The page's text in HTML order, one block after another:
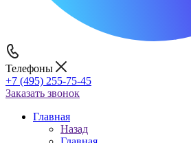
Телефоны
+7 (495) 255-75-45
Заказать звонок
Главная
Назад